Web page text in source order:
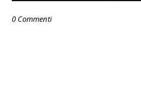
0 Commenti